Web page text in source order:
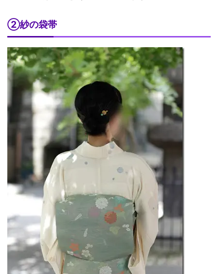
②紗の袋帯